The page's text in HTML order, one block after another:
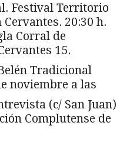
Festival Territorio
20:30 h.
Corral de
15.
Tradicional
noviembre a las
(c/ San Juan)
Complutense de